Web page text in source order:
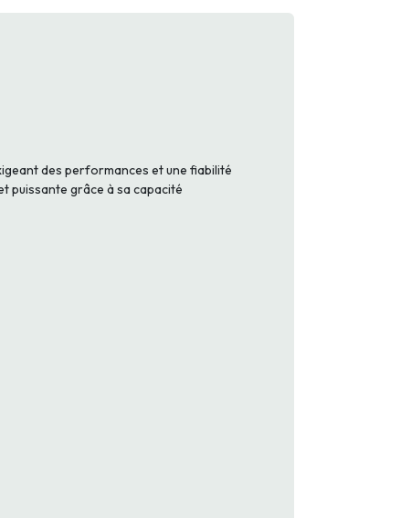
des performances et une fiabilité
puissante grâce à sa capacité